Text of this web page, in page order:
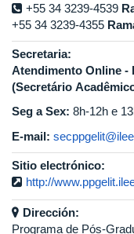
+55 34 3239-4539
+55 34 3239-4355
Secretaria:
Atendimento Online -
(Secretário
Seg a Sex: 8h-12h e
E-mail:
Sitio electrónico:
http://
Dirección:
Programa de Pós-